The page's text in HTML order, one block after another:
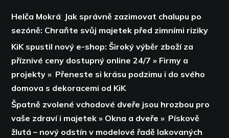
Helča Mokrá: Jak správně zazimovat chalupu po
sezóně: Chraňte svůj majetek před zimními riziky
KiK spustil nový e-shop: Široký výběr zboží za
příznivé ceny dostupný online 24/7 » Firmy a
projekty »: Přeneste si krásu podzimu i do svého
domova s dekoracemi od KiK
Špatně zvolené vchodové dveře jsou hrozbou pro
vaše zdraví i majetek » Okna a dveře »: Pískově
žlutá – nový odstín v modelové řadě lakovaných